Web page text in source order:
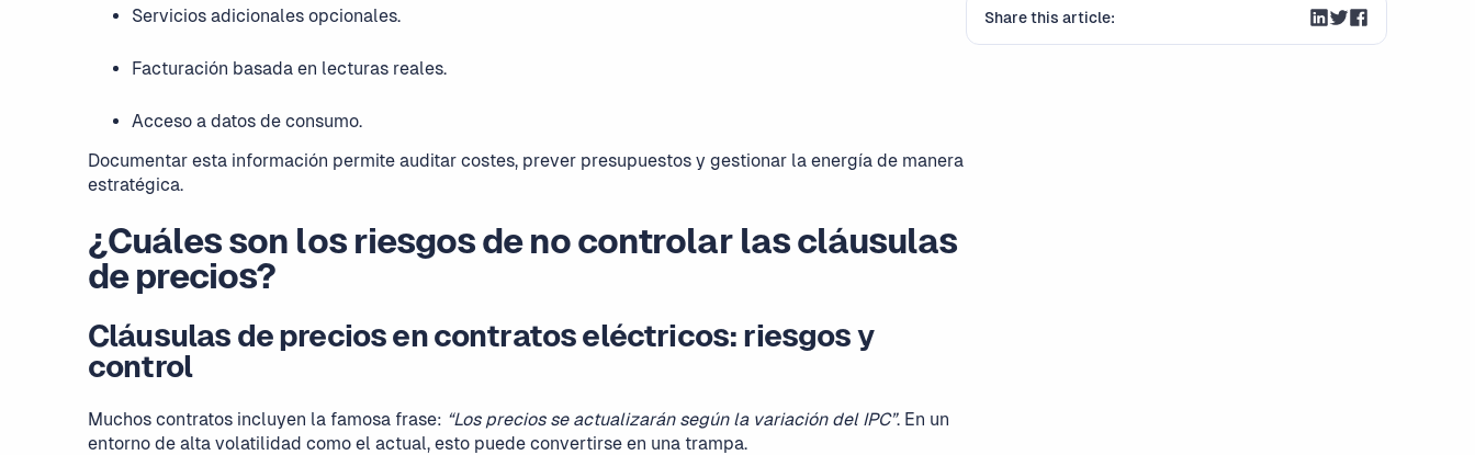
Servicios adicionales opcionales.
Facturación basada en lecturas reales.
Acceso a datos de consumo.
Documentar esta información permite auditar costes, prever presupuestos y gestionar la energía de manera
estratégica.
¿Cuáles son los riesgos de no controlar las cláusulas
de precios?
Cláusulas de precios en contratos eléctricos: riesgos y
control
Muchos contratos incluyen la famosa frase: “Los precios se actualizarán según la variación del IPC”. En un
entorno de alta volatilidad como el actual, esto puede convertirse en una trampa.
Share this article: